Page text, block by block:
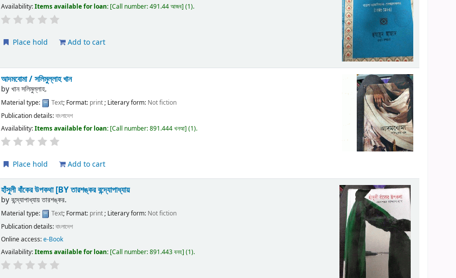
Availability:Items available for loan: Call number:491.44 আজব (1).
Place hold Add to cart
আদমবোমা /সলিমুল্লাহ খান
byখান সলিমুল্লাহ.
Material type: Text; Format: print; Literary form: Not fiction
Publication details:বাংলাদেশ
Availability:Items available for loan: Call number:891.444 খনআ (1).
Place hold Add to cart
হাঁসুলী বাঁকের উপকথা[BY তারশঙ্কর বন্দ্যোপাধ্যায়
byবন্দ্যোপাধ্যায় তারশঙ্কর.
Material type: Text; Format: print; Literary form: Not fiction
Publication details:বাংলাদেশ
Online access:e-Book
Availability:Items available for loan: Call number:891.443 বনহ (1).